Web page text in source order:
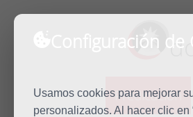
Configuración de
Usamos cookies para mejorar
personalizados. Al hacer clic
Predicación